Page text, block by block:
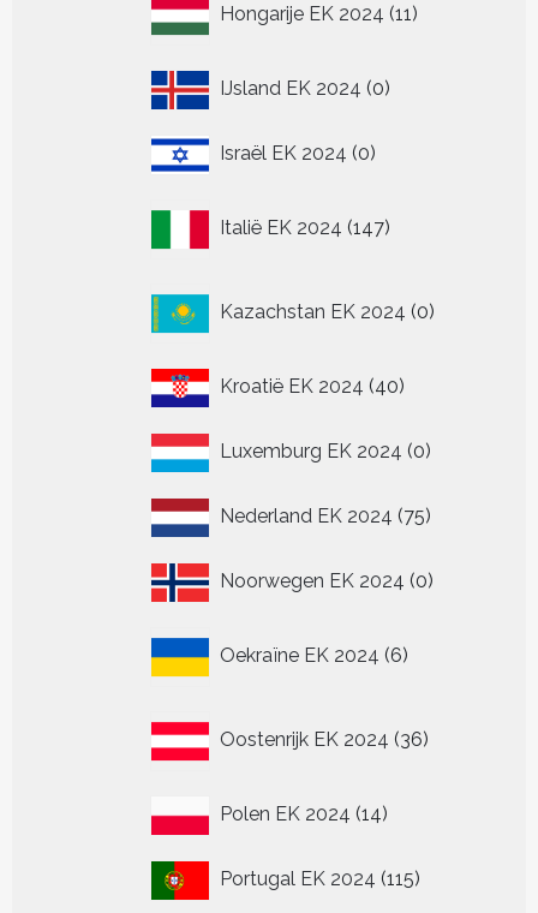
Hongarije EK 2024 11
producten
IJsland EK 2024 00
Israël EK 2024 00
Italië EK 2024 147
producten
Kazachstan EK 2024 0
producten
Kroatië EK 2024 4040
Luxemburg EK 2024 00
Nederland EK 2024 7575
Noorwegen EK 2024 00
Oekraïne EK 2024 6
producten
Oostenrijk EK 2024 36
producten
Polen EK 2024 1414
Portugal EK 2024 115115